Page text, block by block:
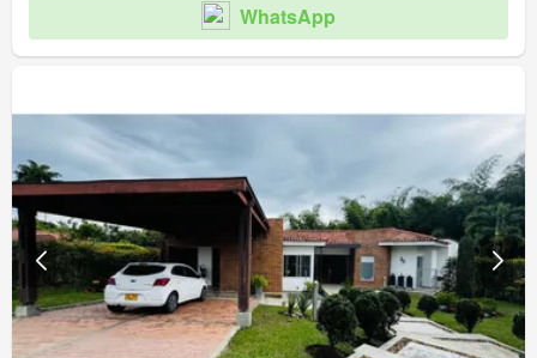
WhatsApp